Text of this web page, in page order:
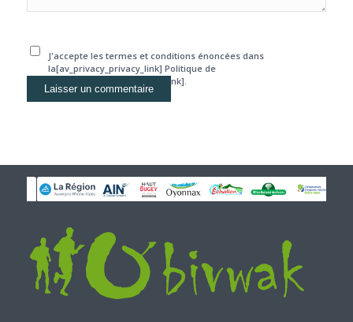
J'accepte les termes et conditions énoncées dans
la[av_privacy_privacy_link] Politique de
confidentialité[/av_privacy_link].